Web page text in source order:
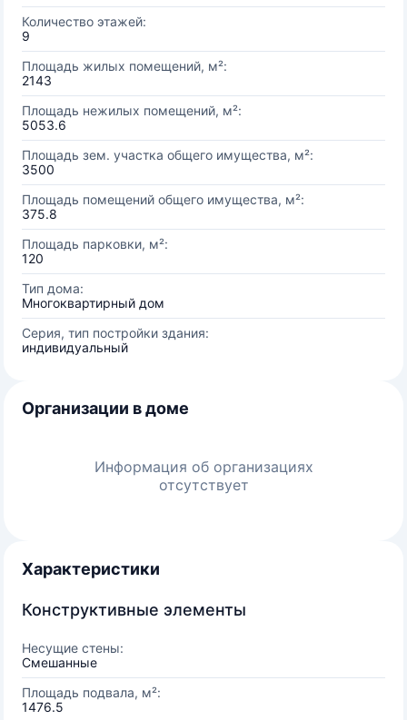
Количество этажей:
9
Площадь жилых помещений, м²:
2143
Площадь нежилых помещений, м²:
5053.6
Площадь зем. участка общего имущества, м²:
3500
Площадь помещений общего имущества, м²:
375.8
Площадь парковки, м²:
120
Тип дома:
Многоквартирный дом
Серия, тип постройки здания:
индивидуальный
Организации в доме
Информация об организациях
отсутствует
Характеристики
Конструктивные элементы
Несущие стены:
Смешанные
Площадь подвала, м²:
1476.5